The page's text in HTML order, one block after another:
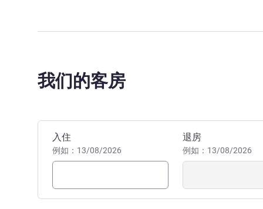
我们的客房
预订此酒店
入住
例如：13/08/2026
退房
例如：13/08/2026